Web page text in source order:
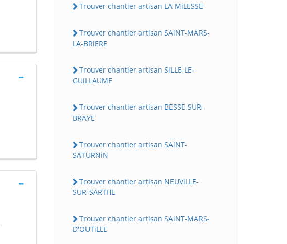
Trouver chantier artisan LA MiLESSE
Trouver chantier artisan SAiNT-MARS-
LA-BRiERE
Trouver chantier artisan SiLLE-LE-
GUiLLAUME
Trouver chantier artisan BESSE-SUR-
BRAYE
Trouver chantier artisan SAiNT-
SATURNiN
Trouver chantier artisan NEUViLLE-
SUR-SARTHE
Trouver chantier artisan SAiNT-MARS-
D'OUTiLLE